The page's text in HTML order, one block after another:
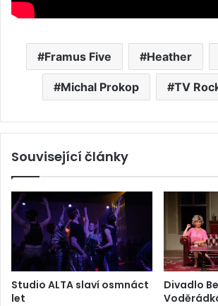
Framus Five Heather
Michal Prokop TV
Související články
Studio ALTA slaví osmnáct
let
Divadlo